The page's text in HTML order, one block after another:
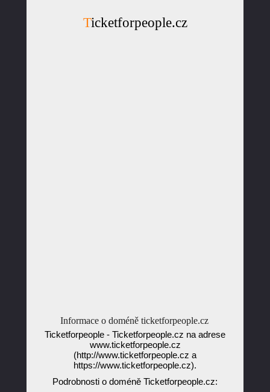
Ticketforpeople.cz
Informace o doméně ticketforpeople.cz
Ticketforpeople - Ticketforpeople.cz na adrese
www.ticketforpeople.cz
(http://www.ticketforpeople.cz a
https://www.ticketforpeople.cz).
Podrobnosti o doméně Ticketforpeople.cz: